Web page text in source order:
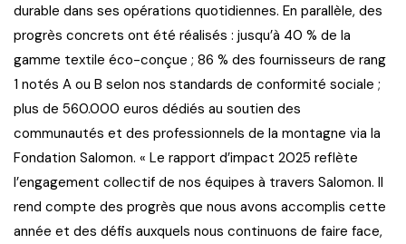
durable dans ses opérations quotidiennes. En parallèle, des
progrès concrets ont été réalisés : jusqu’à 40 % de la
gamme textile éco-conçue ; 86 % des fournisseurs de rang
1 notés A ou B selon nos standards de conformité sociale ;
plus de 560.000 euros dédiés au soutien des
communautés et des professionnels de la montagne via la
Fondation Salomon. « Le rapport d’impact 2025 reflète
l’engagement collectif de nos équipes à travers Salomon. Il
rend compte des progrès que nous avons accomplis cette
année et des défis auxquels nous continuons de faire face,